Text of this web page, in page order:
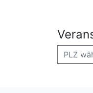
PLZ